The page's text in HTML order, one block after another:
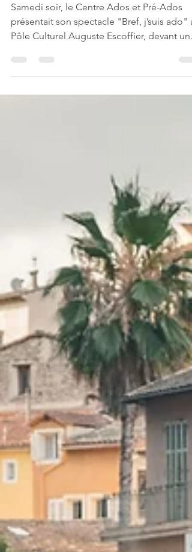
"Bref, j’suis ado"
présentait son spectacle "Bref, j’suis ado"
Pôle Culturel Auguste Escoffier, devant une